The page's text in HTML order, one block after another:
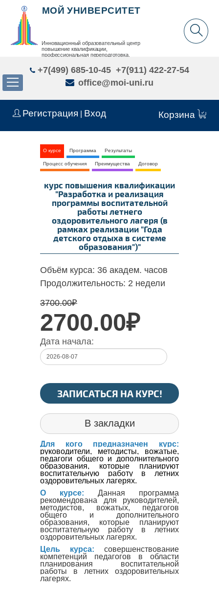
Регистрация Вход Корзина
МОЙ УНИВЕРСИТЕТ
Инновационный образовательный центр
повышение квалификации,
профессиональная переподготовка,
+7(499) 685-10-45 +7(911) 422-27-54
office@moi-uni.ru
О курсе Программа Результаты
Процесс обучения Преимущества Договор
курс повышения квалификации
"Разработка и реализация
программы воспитательной
работы летнего
оздоровительного лагеря (в
рамках реализации "Года
детского отдыха в системе
образования")"
Объём курса: 36 академ. часов
Продолжительность: 2 недели
3700.00₽
2700.00₽
Дата начала:
ЗАПИСАТЬСЯ НА КУРС!
В закладки
Для кого предназначен курс:
руководители, методисты, вожатые,
педагоги общего и дополнительного
образования, которые планируют
воспитательную работу в летних
оздоровительных лагерях.
О курсе: Данная программа
рекомендована для руководителей,
методистов, вожатых, педагогов
общего и дополнительного
образования, которые планируют
воспитательную работу в летних
оздоровительных лагерях.
Цель курса: совершенствование
компетенций педагогов в области
планирования воспитательной
работы в летних оздоровительных
лагерях.